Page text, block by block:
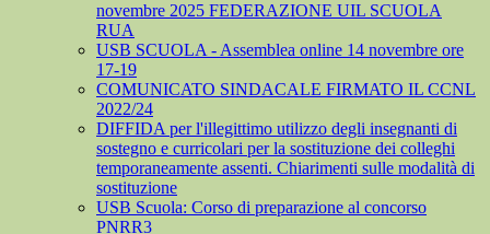
novembre 2025 FEDERAZIONE UIL SCUOLA
RUA
USB SCUOLA - Assemblea online 14 novembre ore
17-19
COMUNICATO SINDACALE FIRMATO IL CCNL
2022/24
DIFFIDA per l'illegittimo utilizzo degli insegnanti di
sostegno e curricolari per la sostituzione dei colleghi
temporaneamente assenti. Chiarimenti sulle modalità di
sostituzione
USB Scuola: Corso di preparazione al concorso
PNRR3